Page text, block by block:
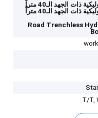
آلة الحفر الهيدروليكية ذات الجهد الـ40 متراً
ذات الجهد الـ40 متراً
Road Trenchless
T/T,